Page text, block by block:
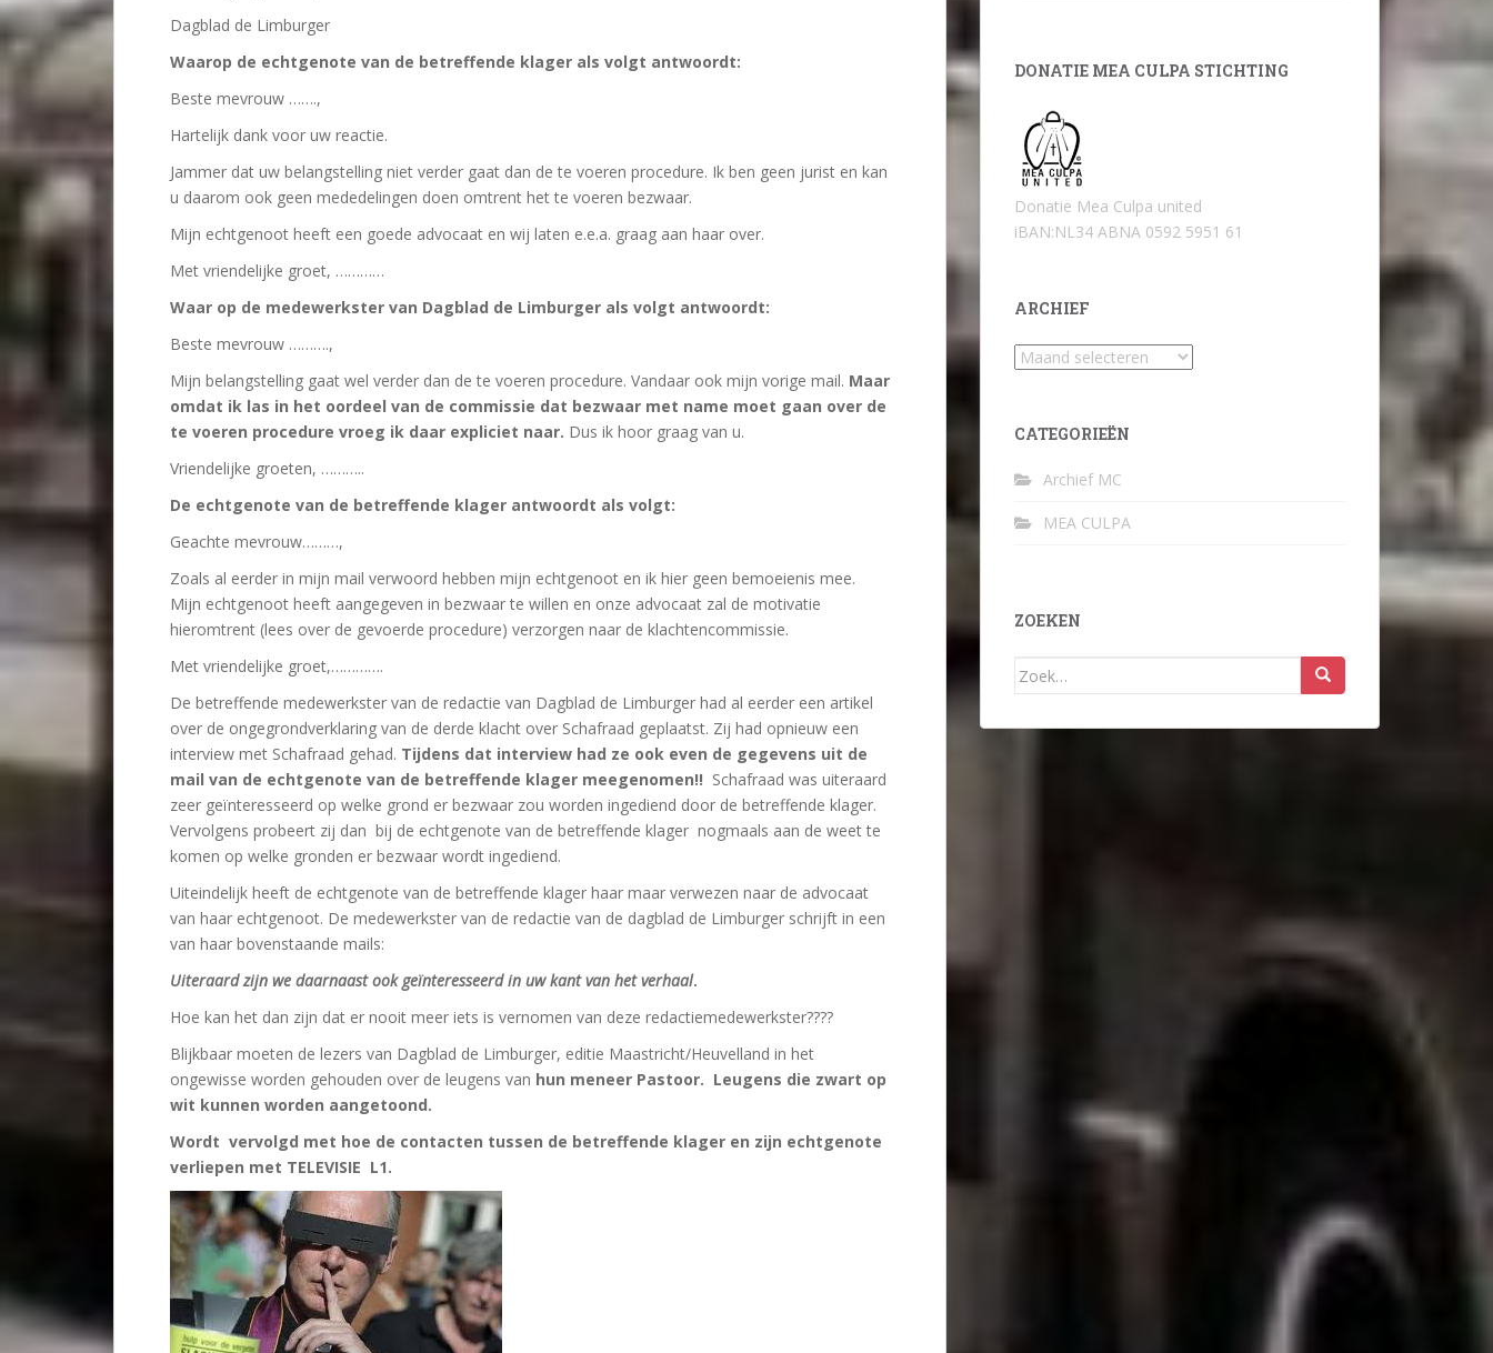
Dagblad de Limburger
Waarop de echtgenote van de betreffende klager als volgt antwoordt:
Beste mevrouw …….,
Hartelijk dank voor uw reactie.
Jammer dat uw belangstelling niet verder gaat dan de te voeren procedure. Ik ben geen jurist en kan
u daarom ook geen mededelingen doen omtrent het te voeren bezwaar.
Mijn echtgenoot heeft een goede advocaat en wij laten e.e.a. graag aan haar over.
Met vriendelijke groet, …………
Waar op de medewerkster van Dagblad de Limburger als volgt antwoordt:
Beste mevrouw ……….,
Mijn belangstelling gaat wel verder dan de te voeren procedure. Vandaar ook mijn vorige mail. Maar
omdat ik las in het oordeel van de commissie dat bezwaar met name moet gaan over de
te voeren procedure vroeg ik daar expliciet naar. Dus ik hoor graag van u.
Vriendelijke groeten, ………..
De echtgenote van de betreffende klager antwoordt als volgt:
Geachte mevrouw………,
Zoals al eerder in mijn mail verwoord hebben mijn echtgenoot en ik hier geen bemoeienis mee.
Mijn echtgenoot heeft aangegeven in bezwaar te willen en onze advocaat zal de motivatie
hieromtrent (lees over de gevoerde procedure) verzorgen naar de klachtencommissie.
Met vriendelijke groet,………….
De betreffende medewerkster van de redactie van Dagblad de Limburger had al eerder een artikel
over de ongegrondverklaring van de derde klacht over Schafraad geplaatst. Zij had opnieuw een
interview met Schafraad gehad. Tijdens dat interview had ze ook even de gegevens uit de
mail van de echtgenote van de betreffende klager meegenomen!! Schafraad was uiteraard
zeer geïnteresseerd op welke grond er bezwaar zou worden ingediend door de betreffende klager.
Vervolgens probeert zij dan bij de echtgenote van de betreffende klager nogmaals aan de weet te
komen op welke gronden er bezwaar wordt ingediend.
Uiteindelijk heeft de echtgenote van de betreffende klager haar maar verwezen naar de advocaat
van haar echtgenoot. De medewerkster van de redactie van de dagblad de Limburger schrijft in een
van haar bovenstaande mails:
Uiteraard zijn we daarnaast ook geïnteresseerd in uw kant van het verhaal.
Hoe kan het dan zijn dat er nooit meer iets is vernomen van deze redactiemedewerkster????
Blijkbaar moeten de lezers van Dagblad de Limburger, editie Maastricht/Heuvelland in het
ongewisse worden gehouden over de leugens van hun meneer Pastoor. Leugens die zwart op
wit kunnen worden aangetoond.
Wordt vervolgd met hoe de contacten tussen de betreffende klager en zijn echtgenote
verliepen met TELEVISIE L1.
DONATIE MEA CULPA STICHTING
Donatie Mea Culpa united
iBAN:NL34 ABNA 0592 5951 61
ARCHIEF
Archief
CATEGORIEËN
Archief MC
MEA CULPA
ZOEKEN
Zoek